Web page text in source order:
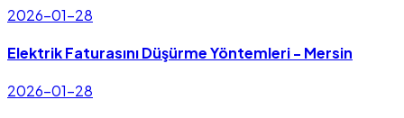
2026-01-28
Elektrik Faturasını Düşürme Yöntemleri - Mersin
2026-01-28